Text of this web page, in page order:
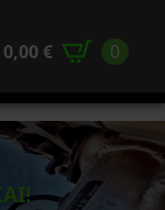
0,00 € 0